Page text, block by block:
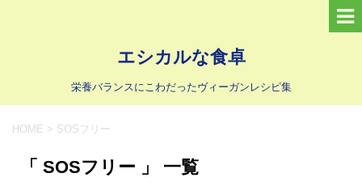
エシカルな食卓
栄養バランスにこわだったヴィーガンレシピ集
HOME > SOSフリー
「 SOSフリー 」 一覧